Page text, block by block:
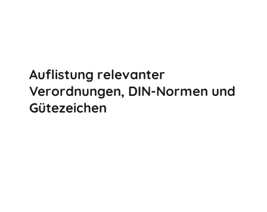
Auflistung relevanter
Verordnungen, DIN-Normen und
Gütezeichen